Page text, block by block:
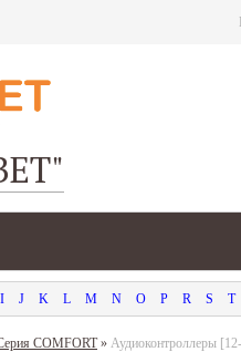
I J K L M N O P R S T
COMFORT» Аудиоконтроллеры